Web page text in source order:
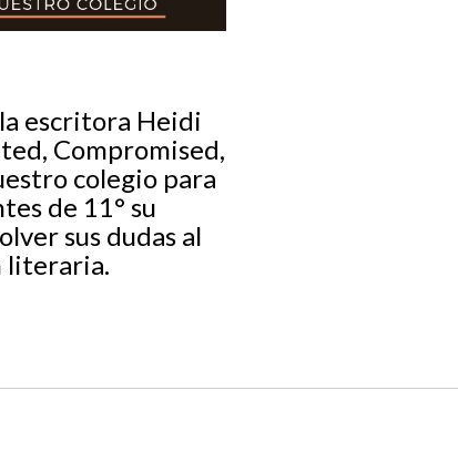
escritora Heidi
Compromised,
colegio para
de 11° su
sus dudas al
literaria.